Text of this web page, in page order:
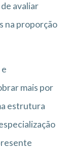
avaliar
na proporção
mais por
estrutura